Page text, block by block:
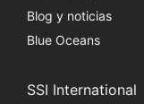
Blog y noticias
Blue Oceans
SSI International